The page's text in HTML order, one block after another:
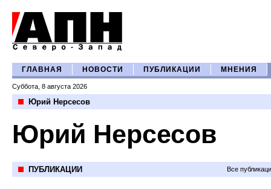
ГЛАВНАЯ НОВОСТИ ПУБЛИКАЦИИ МНЕНИЯ
Суббота, 8 августа 2026
Юрий Нерсесов
Юрий Нерсесов
ПУБЛИКАЦИИ Все